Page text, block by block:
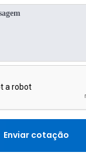
Enviar cotação